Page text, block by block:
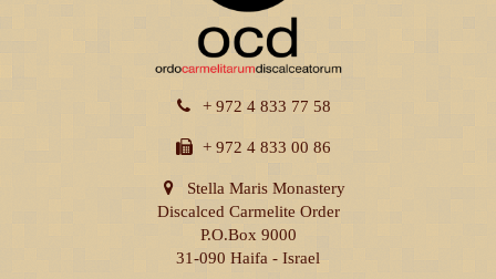
+ 972 4 833 77 58
+ 972 4 833 00 86
Stella Maris Monastery
Discalced Carmelite Order
P.O.Box 9000
31-090 Haifa - Israel